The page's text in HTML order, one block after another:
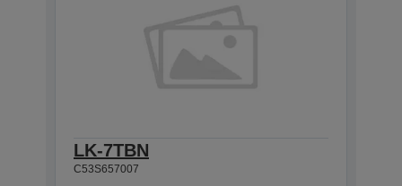
LK-7TBN
C53S657007